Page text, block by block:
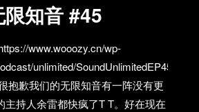
限知音 #45
www.wooozy.cn/wp-
unlimited/SoundUnlimitedEP45-
抱歉我们的无限知音有一阵没有更
主持人余雷都快疯了T T。好在现在